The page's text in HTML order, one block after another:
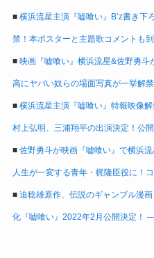
■ 横浜流星主演『嘘喰い』B’z書き下
禁！本ポスターと主題歌コメントも
■ 映画『嘘喰い』横浜流星&佐野勇
高にヤバい奴らの場面写真が一挙解禁
■ 横浜流星主演『嘘喰い』特報映像
村上弘明、三浦翔平の出演決定！公
■ 佐野勇斗が映画『嘘喰い』で横浜
人生が一変する青年・梶隆臣役に！
■ 迫稔雄原作、伝説のギャンブル漫
化『嘘喰い』2022年2月公開決定！